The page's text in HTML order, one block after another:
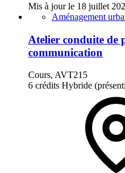
Mis à jour le 18 juillet
Aménagement
Atelier conduite de
communication
Cours, AVT215
6 crédits Hybride